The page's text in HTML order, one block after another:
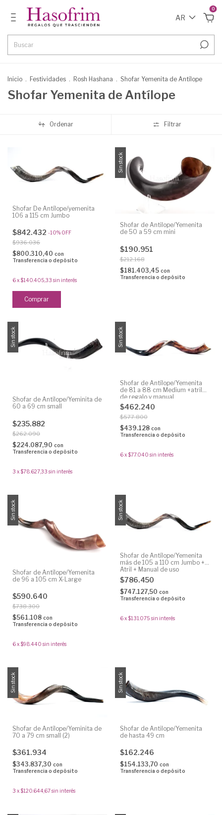
AR
0
Inicio . Festividades . Rosh Hashana . Shofar Yemenita de Antílope
Shofar Yemenita de Antílope
Ordenar Filtrar
Shofar De Antílope/yemenita
106 a 115 cm Jumbo
$842.432 -10% OFF
$936.036
$800.310,40 con
Transferencia o depósito
6x$140.405,33 sin interés
Sin stock
Shofar de Antilope/Yemenita
de 50 a 59 cm mini
$190.951
$212.168
$181.403,45 con
Transferencia o depósito
Sin stock
Shofar de Antílope/Yeminita de
60 a 69 cm small
$235.882
$262.090
$224.087,90 con
Transferencia o depósito
3 x$78.627,33 sin interés
Sin stock
Shofar de Antílope/Yemenita
de 81 a 88 cm Medium +atril
de regalo y manual
$462.240
$577.800
$439.128 con
Transferencia o depósito
6 x$77.040 sin interés
Sin stock
Shofar de Antílope/Yemenita
de 96 a 105 cm X-Large
$590.640
$738.300
$561.108 con
Transferencia o depósito
6x$98.440 sin interés
Sin stock
Shofar de Antílope/Yemenita
más de 105 a 110 cm Jumbo +
Atril + Manual de uso
$786.450
$747.127,50 con
Transferencia o depósito
6 x$131.075 sin interés
Sin stock
Shofar de Antílope/Yeminita de
70 a 79 cm small (2)
$361.934
$343.837,30 con
Transferencia o depósito
3 x$120.644,67sin interés
Sin stock
Shofar de Antilope/Yemenita
de hasta 49 cm
$162.246
$154.133,70 con
Transferencia o depósito